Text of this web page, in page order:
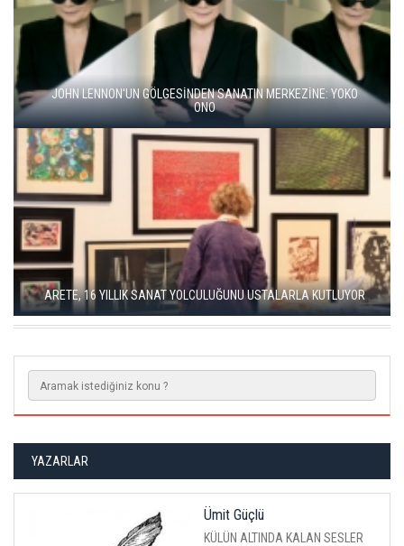
BALKANLAR'DAN ALÇITEPE'YE GÖÇÜN HİKAYESİ: "KÖK HALI"
SERGİSİ AÇILDI
SEÇKİN PİRİM İLE ŞEREFİYE SARNICI'NDA "DÜN İLE BUGÜN"
SERGİSİ
YAZARLAR
Ümit Güçlü
KÜLÜN ALTINDA KALAN SESLER